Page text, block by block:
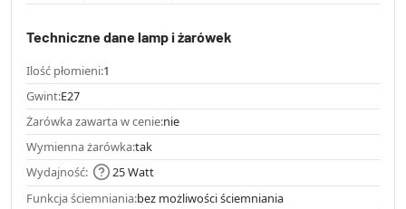
Techniczne dane lamp i żarówek
Ilość płomieni:1
Gwint:E27
Żarówka zawarta w cenie:nie
Wymienna żarówka:tak
Wydajność:
25 Watt
Funkcja ściemniania:bez możliwości ściemniania